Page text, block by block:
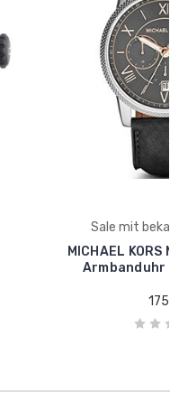
Sale mit
MICHAEL
Armbanduhr